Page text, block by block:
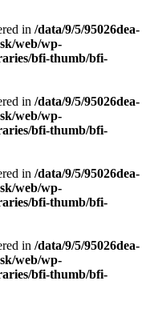
in /data/9/5/95026dea-
web/wp-
bfi-thumb/bfi-
in /data/9/5/95026dea-
web/wp-
bfi-thumb/bfi-
in /data/9/5/95026dea-
web/wp-
bfi-thumb/bfi-
in /data/9/5/95026dea-
web/wp-
bfi-thumb/bfi-